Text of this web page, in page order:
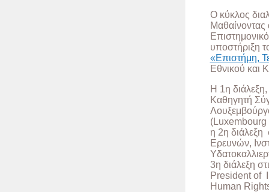
Ο κύκλος
υποστήριξη
«Επιστήμη,
Εθνικού και
Η 1η
Καθηγητή
η 2η διάλεξη
Ερευνών,
3η διάλεξη
President of
Human